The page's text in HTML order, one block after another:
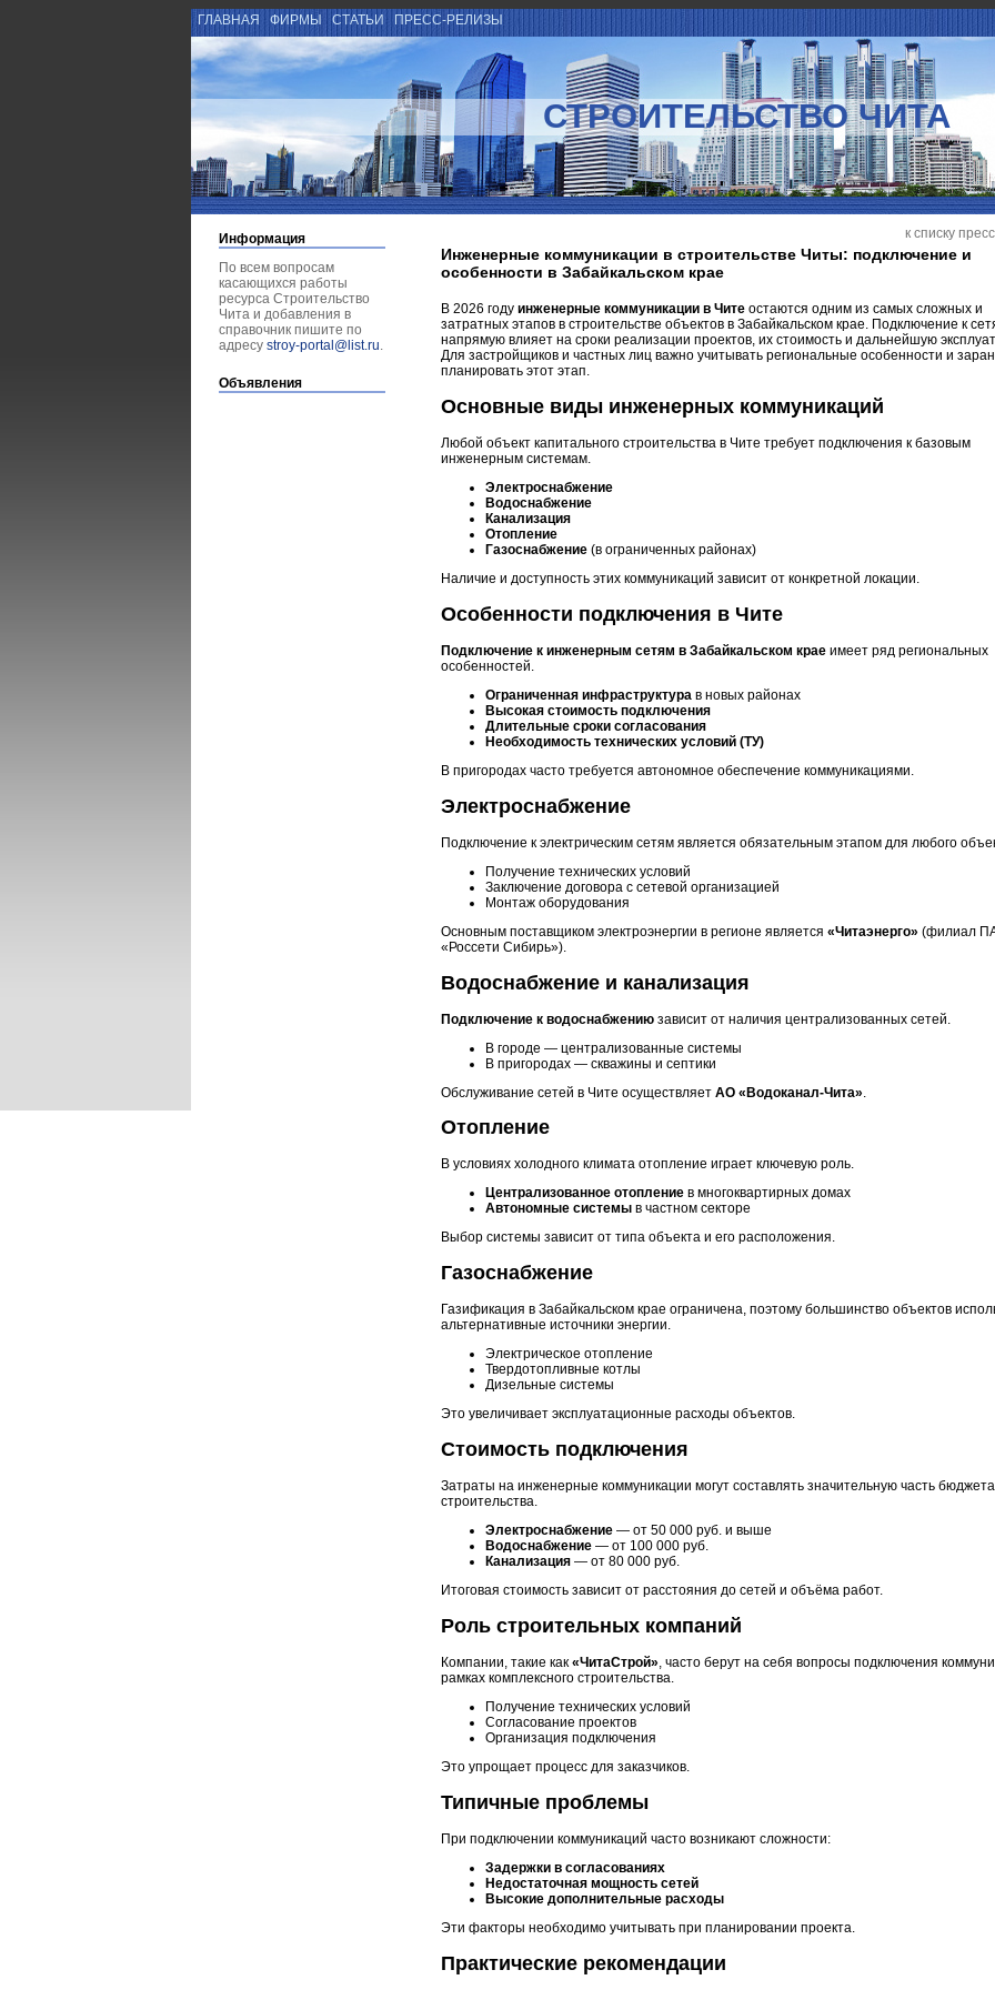
ГЛАВНАЯ ФИРМЫ СТАТЬИ ПРЕСС-РЕЛИЗЫ
СТРОИТЕЛЬСТВО ЧИТА
Информация
По всем вопросам
касающихся работы
ресурса Строительство
Чита и добавления в
справочник пишите по
адресу stroy-portal@list.ru.
Объявления
к списку
Инженерные коммуникации в строительстве Читы: подключение и
особенности в Забайкальском крае
В 2026 году инженерные коммуникации в Чите остаются одним из самых сложных и
затратных этапов в строительстве объектов в Забайкальском крае. Подключение к
напрямую влияет на сроки реализации проектов, их стоимость и дальнейшую
Для застройщиков и частных лиц важно учитывать региональные особенности и
планировать этот этап.
Основные виды инженерных коммуникаций
Любой объект капитального строительства в Чите требует подключения к базовым
инженерным системам.
Электроснабжение
Водоснабжение
Канализация
Отопление
Газоснабжение (в ограниченных районах)
Наличие и доступность этих коммуникаций зависит от конкретной локации.
Особенности подключения в Чите
Подключение к инженерным сетям в Забайкальском крае имеет ряд региональных
особенностей.
Ограниченная инфраструктура в новых районах
Высокая стоимость подключения
Длительные сроки согласования
Необходимость технических условий (ТУ)
В пригородах часто требуется автономное обеспечение коммуникациями.
Электроснабжение
Подключение к электрическим сетям является обязательным этапом для любого
Получение технических условий
Заключение договора с сетевой организацией
Монтаж оборудования
Основным поставщиком электроэнергии в регионе является «Читаэнерго» (филиал
«Россети Сибирь»).
Водоснабжение и канализация
Подключение к водоснабжению зависит от наличия централизованных сетей.
В городе — централизованные системы
В пригородах — скважины и септики
Обслуживание сетей в Чите осуществляет АО «Водоканал-Чита»
Отопление
В условиях холодного климата отопление играет ключевую роль.
Централизованное отопление в многоквартирных домах
Автономные системы в частном секторе
Выбор системы зависит от типа объекта и его расположения.
Газоснабжение
Газификация в Забайкальском крае ограничена, поэтому большинство объектов
альтернативные источники энергии.
Электрическое отопление
Твердотопливные котлы
Дизельные системы
Это увеличивает эксплуатационные расходы объектов.
Стоимость подключения
Затраты на инженерные коммуникации могут составлять значительную часть бюджета
строительства.
Электроснабжение — от 50 000 руб. и выше
Водоснабжение — от 100 000 руб.
Канализация — от 80 000 руб.
Итоговая стоимость зависит от расстояния до сетей и объёма работ.
Роль строительных компаний
Компании, такие как «ЧитаСтрой», часто берут на себя вопросы подключения
рамках комплексного строительства.
Получение технических условий
Согласование проектов
Организация подключения
Это упрощает процесс для заказчиков.
Типичные проблемы
При подключении коммуникаций часто возникают сложности:
Задержки в согласованиях
Недостаточная мощность сетей
Высокие дополнительные расходы
Эти факторы необходимо учитывать при планировании проекта.
Практические рекомендации